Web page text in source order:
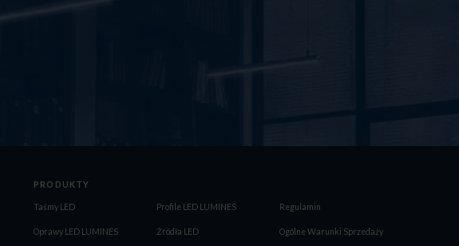
PRODUKTY
Taśmy LED Profile LED LUMINES
Oprawy LED LUMINES Źródła LED
Regulamin
Ogólne Warunki Sprzedaży